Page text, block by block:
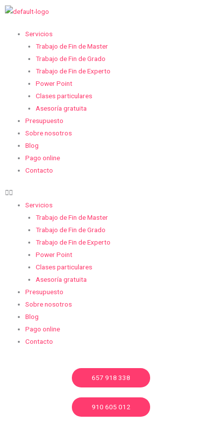
contenidoServicios
Trabajo de Fin de Master
Trabajo de Fin de Grado
Trabajo de Fin de Experto
Power Point
Clases particulares
Asesoría gratuita
Presupuesto
Sobre nosotros
Blog
Pago online
Contacto
Menu
Servicios
Trabajo de Fin de Master
Trabajo de Fin de Grado
Trabajo de Fin de Experto
Power Point
Clases particulares
Asesoría gratuita
Presupuesto
Sobre nosotros
Blog
Pago online
Contacto
657 918 338
910 605 012